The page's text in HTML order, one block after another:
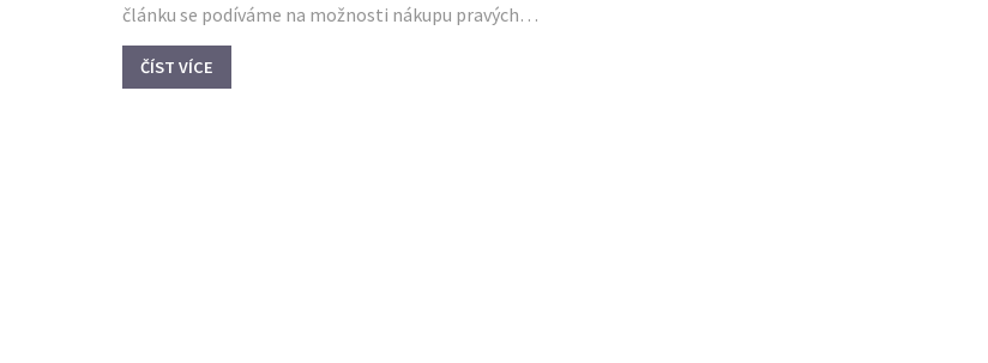
článku se podíváme na možnosti nákupu pravých
dílů, včetně oficiálních prodejců, specializovaných
obchodů a internetových platforem. Získáte také
ČÍST VÍCE